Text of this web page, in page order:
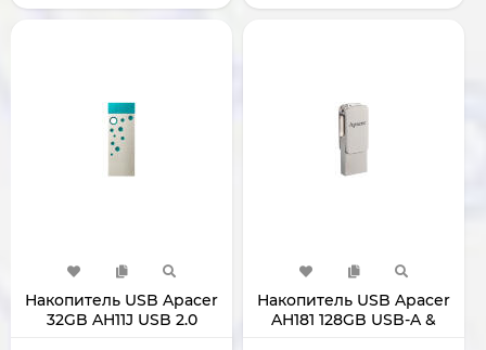
Накопитель USB Apacer
32GB AH11J USB 2.0
Накопитель USB Apacer
AH181 128GB USB-A &